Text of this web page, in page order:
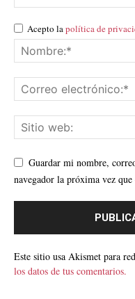
Acepto lapolítica de
Guardar mi nombre,
navegador la próxima vez que
Este sitio usa Akismet para
los datos de tus comentarios.